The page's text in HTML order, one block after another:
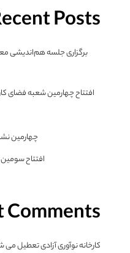
Posts
برگزاری جلسه هم‌اندیشی
افتتاح چهارمین شعبه فضای
چهارمین
افتتاح سومین
Comments
کارخانه نوآوری آزادی تعطیل